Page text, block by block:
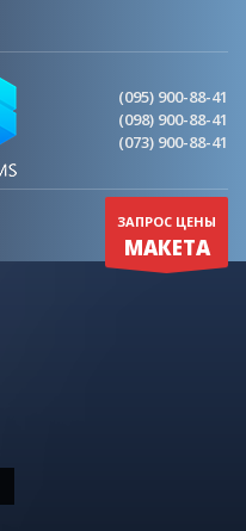
(095) 900-88-41
(098) 900-88-41
(073) 900-88-41
ЗАПРОС ЦЕНЫ
МАКЕТА